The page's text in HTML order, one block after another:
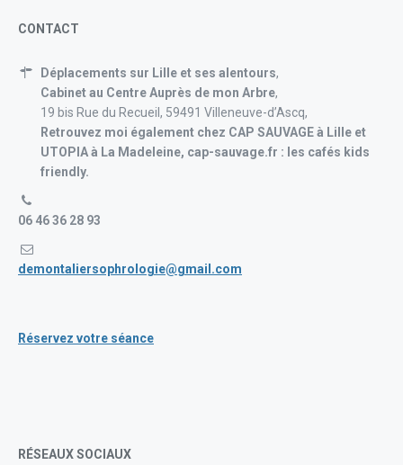
CONTACT
Déplacements sur Lille et ses alentours,
Cabinet au Centre Auprès de mon Arbre,
19 bis Rue du Recueil, 59491 Villeneuve-d’Ascq,
Retrouvez moi également chez CAP SAUVAGE à Lille et
UTOPIA à La Madeleine, cap-sauvage.fr : les cafés kids
friendly.
06 46 36 28 93
demontaliersophrologie@gmail.com
Réservez votre séance
RÉSEAUX SOCIAUX